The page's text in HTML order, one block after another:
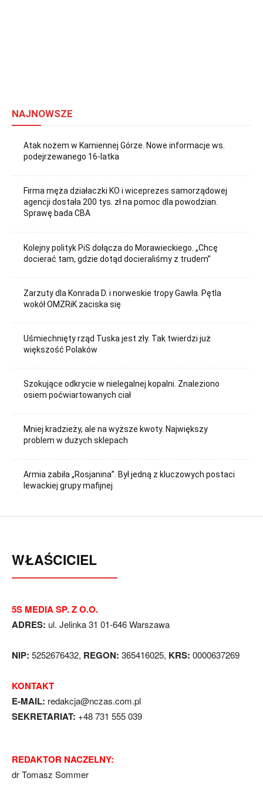
NAJNOWSZE
Atak nożem w Kamiennej Górze. Nowe informacje ws.
podejrzewanego 16-latka
Firma męża działaczki KO i wiceprezes samorządowej
agencji dostała 200 tys. zł na pomoc dla powodzian.
Sprawę bada CBA
Kolejny polityk PiS dołącza do Morawieckiego. „Chcę
docierać tam, gdzie dotąd docieraliśmy z trudem”
Zarzuty dla Konrada D. i norweskie tropy Gawła. Pętla
wokół OMZRiK zaciska się
Uśmiechnięty rząd Tuska jest zły. Tak twierdzi już
większość Polaków
Szokujące odkrycie w nielegalnej kopalni. Znaleziono
osiem poćwiartowanych ciał
Mniej kradzieży, ale na wyższe kwoty. Największy
problem w dużych sklepach
Armia zabiła „Rosjanina”. Był jedną z kluczowych postaci
lewackiej grupy mafijnej
WŁAŚCICIEL
5S MEDIA SP. Z O.O.
ADRES: ul. Jelinka 31 01-646 Warszawa
NIP: 5252676432, REGON: 365416025, KRS: 0000637269
KONTAKT
E-MAIL: redakcja@nczas.com.pl
SEKRETARIAT: +48 731 555 039
REDAKTOR NACZELNY:
dr Tomasz Sommer